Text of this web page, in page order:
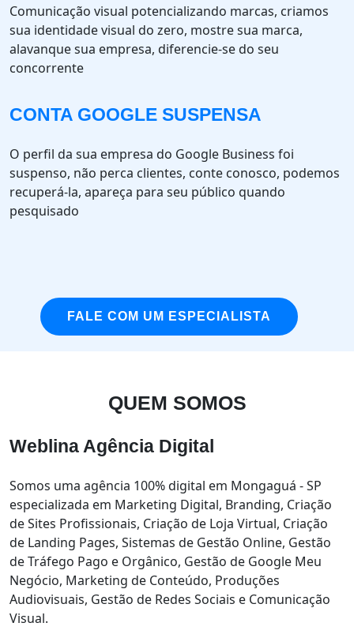
Comunicação visual potencializando marcas, criamos
sua identidade visual do zero, mostre sua marca,
alavanque sua empresa, diferencie-se do seu
concorrente
CONTA GOOGLE SUSPENSA
O perfil da sua empresa do Google Business foi
suspenso, não perca clientes, conte conosco, podemos
recuperá-la, apareça para seu público quando
pesquisado
FALE COM UM ESPECIALISTA
QUEM SOMOS
Weblina Agência Digital
Somos uma agência 100% digital em Mongaguá - SP
especializada em Marketing Digital, Branding, Criação
de Sites Profissionais, Criação de Loja Virtual, Criação
de Landing Pages, Sistemas de Gestão Online, Gestão
de Tráfego Pago e Orgânico, Gestão de Google Meu
Negócio, Marketing de Conteúdo, Produções
Audiovisuais, Gestão de Redes Sociais e Comunicação
Visual.